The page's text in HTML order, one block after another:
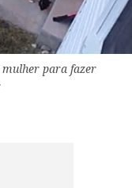
mulher para fazer